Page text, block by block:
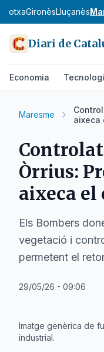
GironèsLluçanès
Diari de
Economia
Maresme
aixeca
Òrrius:
aixeca
Els Bombers
vegetació i
permetent el
29/05/26 - 09:06
Imatge genèrica de
industrial.